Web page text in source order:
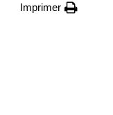
Imprimer